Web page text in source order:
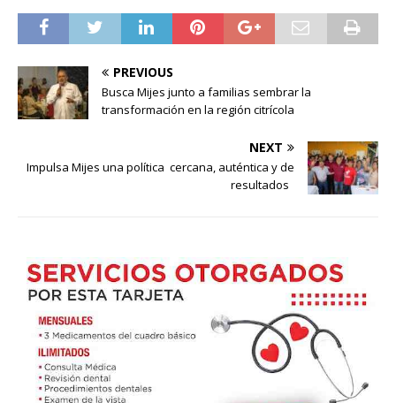
PREVIOUS
Busca Mijes junto a familias sembrar la
transformación en la región citrícola
NEXT
Impulsa Mijes una política cercana, auténtica y de
resultados